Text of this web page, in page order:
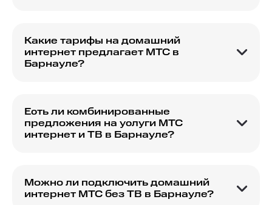
подключение. Наш специалист свяжется с вами
для уточнения деталей.
Какие тарифы на домашний
интернет предлагает МТС в
Барнауле?
оптимальный для себя вариант на нашем сайте.
Есть ли комбинированные
предложения на услуги МТС
интернет и ТВ в Барнауле?
сайте и выберите наиболее подходящее.
Можно ли подключить домашний
интернет МТС без ТВ в Барнауле?